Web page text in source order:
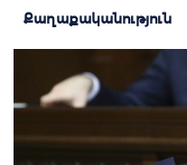
Քաղաքականություն